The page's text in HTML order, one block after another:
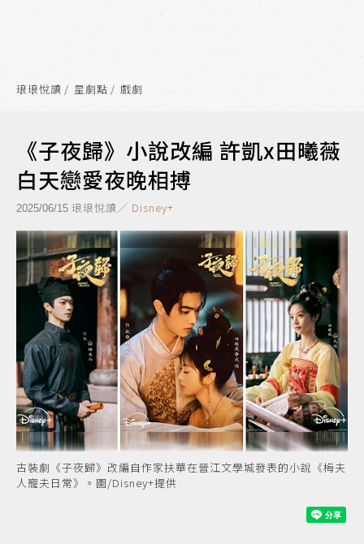
琅琅悅讀 星劇點 戲劇
《子夜歸》小說改編 許凱x田曦薇
白天戀愛夜晚相搏
2025/06/15 琅琅悅讀／ Disney+
古裝劇《子夜歸》改編自作家扶華在晉江文學城發表的小說《梅夫
人寵夫日常》。圖/Disney+提供